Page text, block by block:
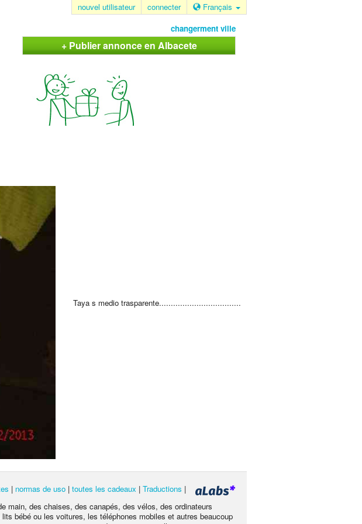
nouvel utilisateur connecter Français
changerment ville
+ Publier annonce en Albacete
Taya s medio trasparente...................................
| normas de uso | toutes les cadeaux | Traductions |
main, des chaises, des canapés, des vélos, des ordinateurs
bébé ou les voitures, les téléphones mobiles et autres beaucoup